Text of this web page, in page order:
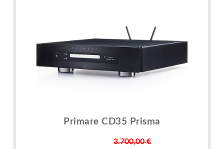
Primare CD35 Prisma
3.700,00 €